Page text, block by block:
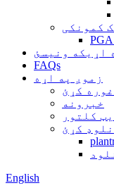
کمونکی
اړیکه ونیسئ
FAQs
زموږ په اړه
کړئ
خبرونه
کلتور
کړئ
English